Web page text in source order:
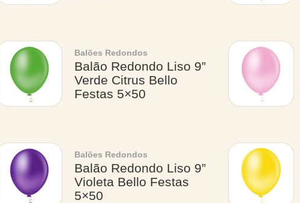
Balões Redondos
Balão Redondo Liso 9”
Verde Citrus Bello
Festas 5×50
Balões Redondos
Balão Redondo Liso 9”
Violeta Bello Festas
5×50